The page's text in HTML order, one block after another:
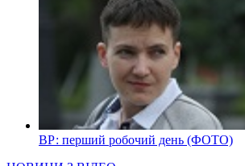
ВР: перший робочий день (ФОТО)